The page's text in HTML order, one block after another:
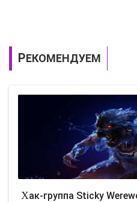
РЕКОМЕНДУЕМ
Хак-группа Sticky Werewolf атакует